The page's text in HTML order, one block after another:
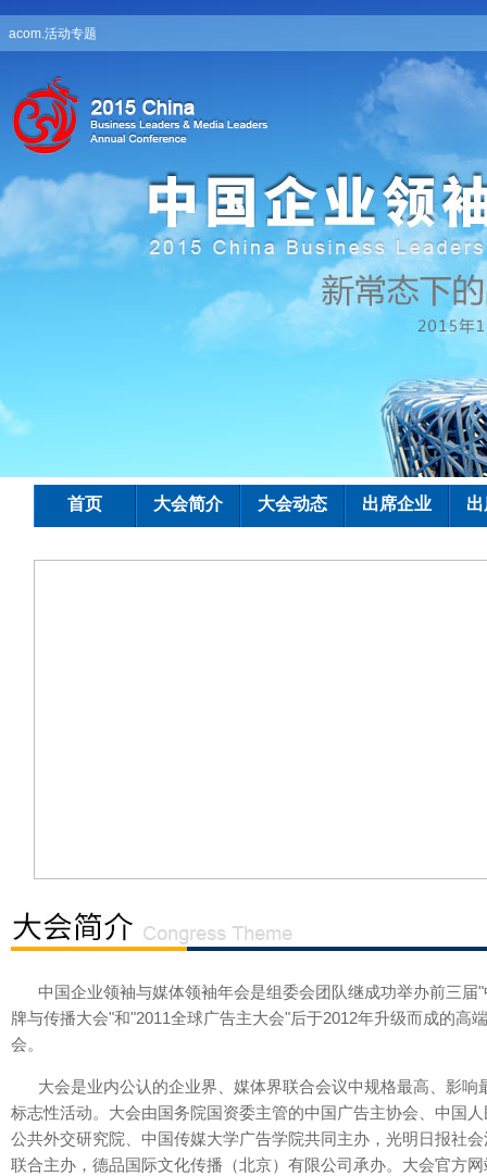
acom.活动专题
首页 大会简介 大会动态 出席企业
中国企业领袖与媒体领袖年会是组委会团队继成功举办前三届
牌与传播大会"和"2011全球广告主大会"后于2012年升级而成的高
会。
大会是业内公认的企业界、媒体界联合会议中规格最高、影响
标志性活动。大会由国务院国资委主管的中国广告主协会、中国
公共外交研究院、中国传媒大学广告学院共同主办，光明日报社
联合主办，德品国际文化传播（北京）有限公司承办。大会官方